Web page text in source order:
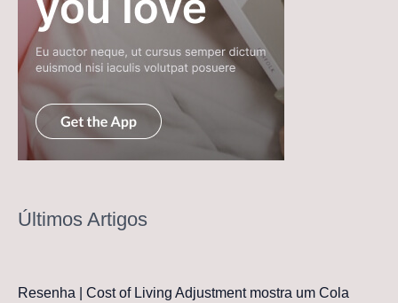
Últimos Artigos
Resenha | Cost of Living Adjustment mostra um Cola